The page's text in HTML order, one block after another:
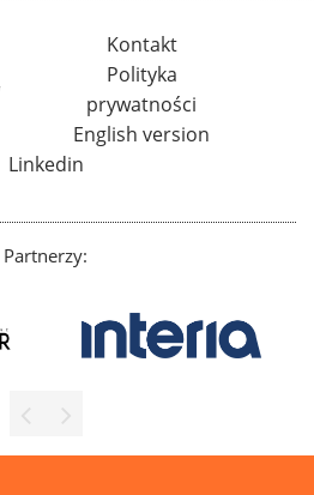
Kontakt
Polityka
prywatności
English version
Linkedin
Partnerzy: